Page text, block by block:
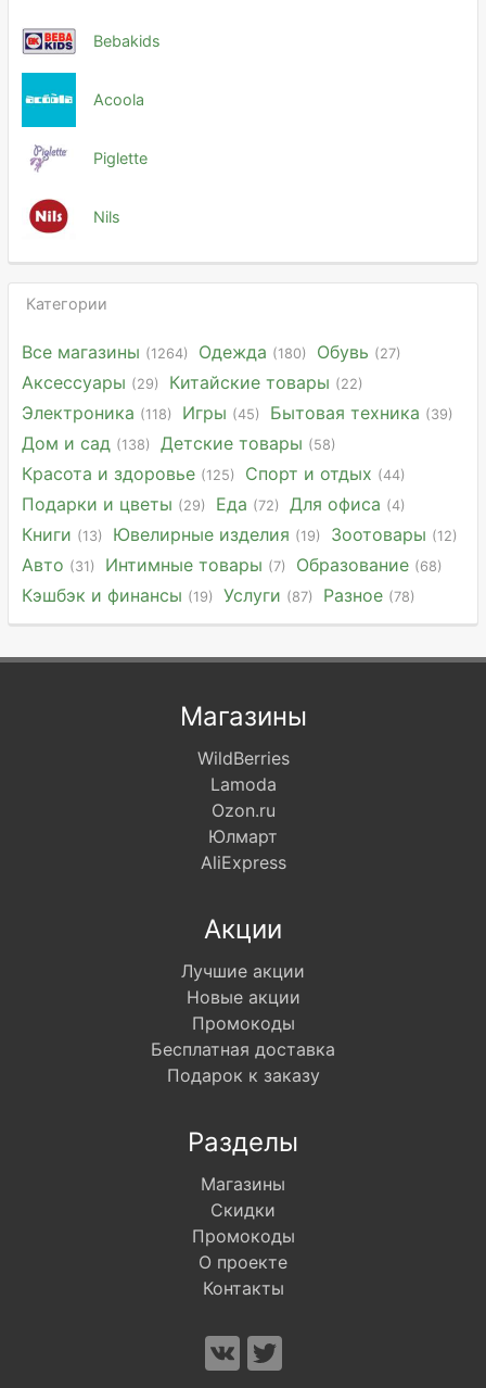
Bebakids
Acoola
Piglette
Nils
Категории
Все магазины (1264) Одежда (180) Обувь (27)
Аксессуары (29) Китайские товары (22)
Электроника (118) Игры (45) Бытовая техника (39)
Дом и сад (138) Детские товары (58)
Красота и здоровье (125) Спорт и отдых (44)
Подарки и цветы (29) Еда (72) Для офиса (4)
Книги (13) Ювелирные изделия (19) Зоотовары (12)
Авто (31) Интимные товары (7) Образование (68)
Кэшбэк и финансы (19) Услуги (87) Разное (78)
Магазины
WildBerries
Lamoda
Ozon.ru
Юлмарт
AliExpress
Акции
Лучшие акции
Новые акции
Промокоды
Бесплатная доставка
Подарок к заказу
Разделы
Магазины
Скидки
Промокоды
О проекте
Контакты